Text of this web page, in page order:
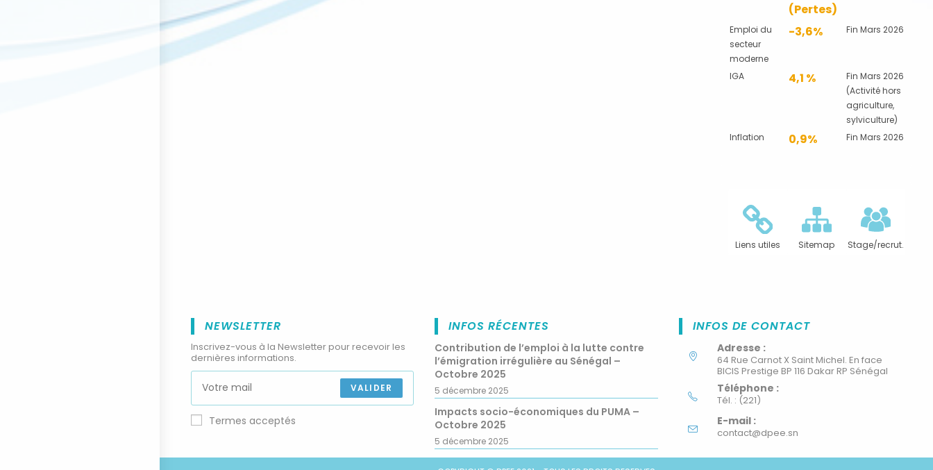
(Pertes)
Emploi du
secteur
moderne
-3,6% Fin Mars 2026
IGA 4,1 %
Fin Mars 2026
(Activité hors
agriculture,
sylviculture)
Inflation
0,9% Fin Mars 2026
Liens utiles Sitemap Stage/recrut.
NEWSLETTER
Inscrivez-vous à la Newsletter pour recevoir les
dernières informations.
VALIDER
Termes acceptés
INFOS RÉCENTES
Contribution de l’emploi à la lutte contre
l’émigration irrégulière au Sénégal –
Octobre 2025
5 décembre 2025
Impacts socio-économiques du PUMA –
Octobre 2025
5 décembre 2025
INFOS DE CONTACT
Adresse :
64 Rue Carnot X Saint Michel. En face
BICIS Prestige BP 116 Dakar RP Sénégal
Téléphone :
Tél. : (221)
E-mail :
contact@dpee.sn